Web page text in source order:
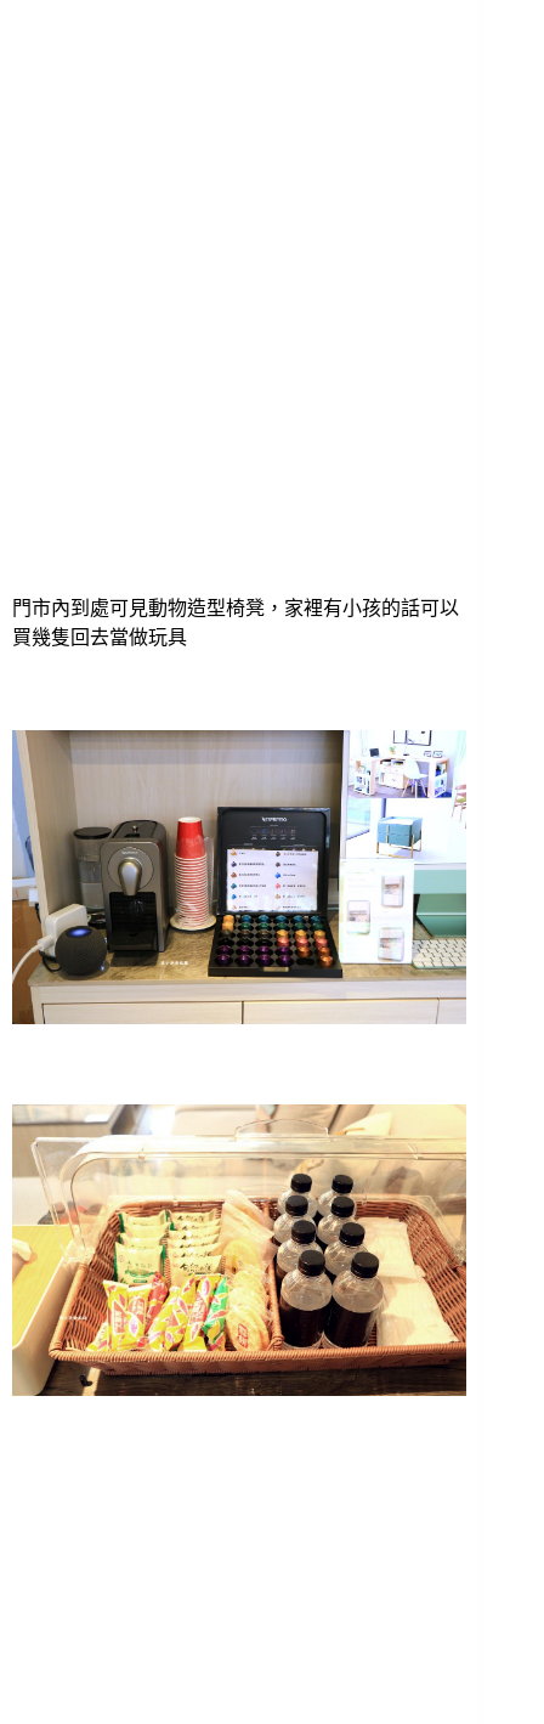
門市內到處可見動物造型椅凳，家裡有小孩的話可以
買幾隻回去當做玩具